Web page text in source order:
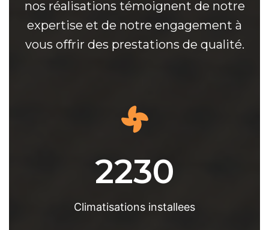
nos réalisations témoignent de notre
expertise et de notre engagement à
vous offrir des prestations de qualité.
2230
Climatisations installees